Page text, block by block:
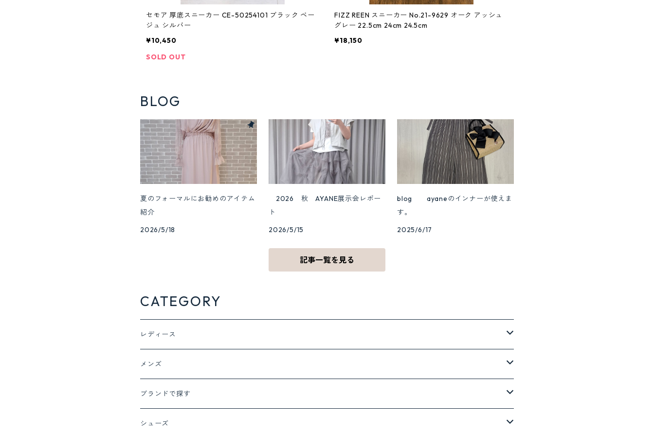
セモア 厚底スニーカー CE-50254101 ブラック ベー
ジュ シルバー
¥10,450
SOLD OUT
FIZZ REEN スニーカー No.21-9629 オーク アッシュ
グレー 22.5cm 24cm 24.5cm
¥18,150
BLOG
夏のフォーマルにお勧めのアイテム
紹介
2026/5/18
2026 秋 AYANE展示会レポー
ト
2026/5/15
blog ayaneのインナーが使えま
す。
2025/6/17
記事一覧を見る
CATEGORY
レディース
ジャケット アウター
ジャケット
コート
トップス
Tシャツ
ボトム
メンズ
ボトム
デニム
トップス
ブランドで探す
ayane
シューズ